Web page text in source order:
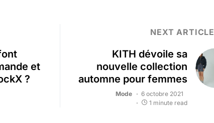
et
?
NEXT ARTICLE
KITH dévoile sa
nouvelle collection
automne pour femmes
Mode
6 octobre 2021
1 minute read